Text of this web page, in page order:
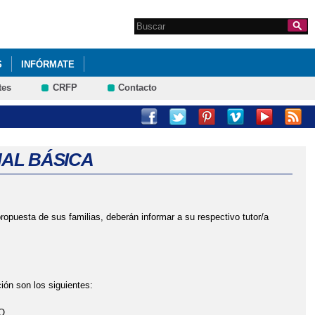
Formulario de
Search this site
INFÓRMATE
CRFP Contacto
BÁSICA
de sus familias, deberán informar a su respectivo tutor/a
son los siguientes: